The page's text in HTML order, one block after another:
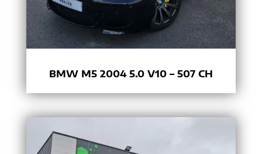
BMW M5 2004 5.0 V10 – 507 CH